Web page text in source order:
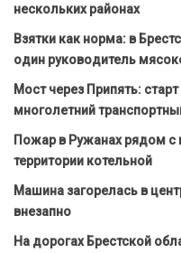
нескольких районах
Взятки как норма: в
один руководитель
Мост через Припять:
многолетний
Пожар в Ружанах рядом с
территории котельной
Машина загорелась в
внезапно
На дорогах Брестской